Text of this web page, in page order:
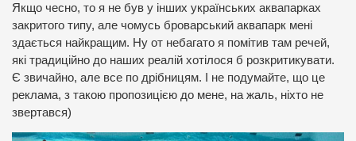
Якщо чесно, то я не був у інших українських аквапарках
закритого типу, але чомусь броварський аквапарк мені
здається найкращим. Ну от небагато я помітив там речей,
які традиційно до наших реалій хотілося б розкритикувати.
Є звичайно, але все по дрібницям. І не подумайте, що це
реклама, з такою пропозицією до мене, на жаль, ніхто не
звертався)